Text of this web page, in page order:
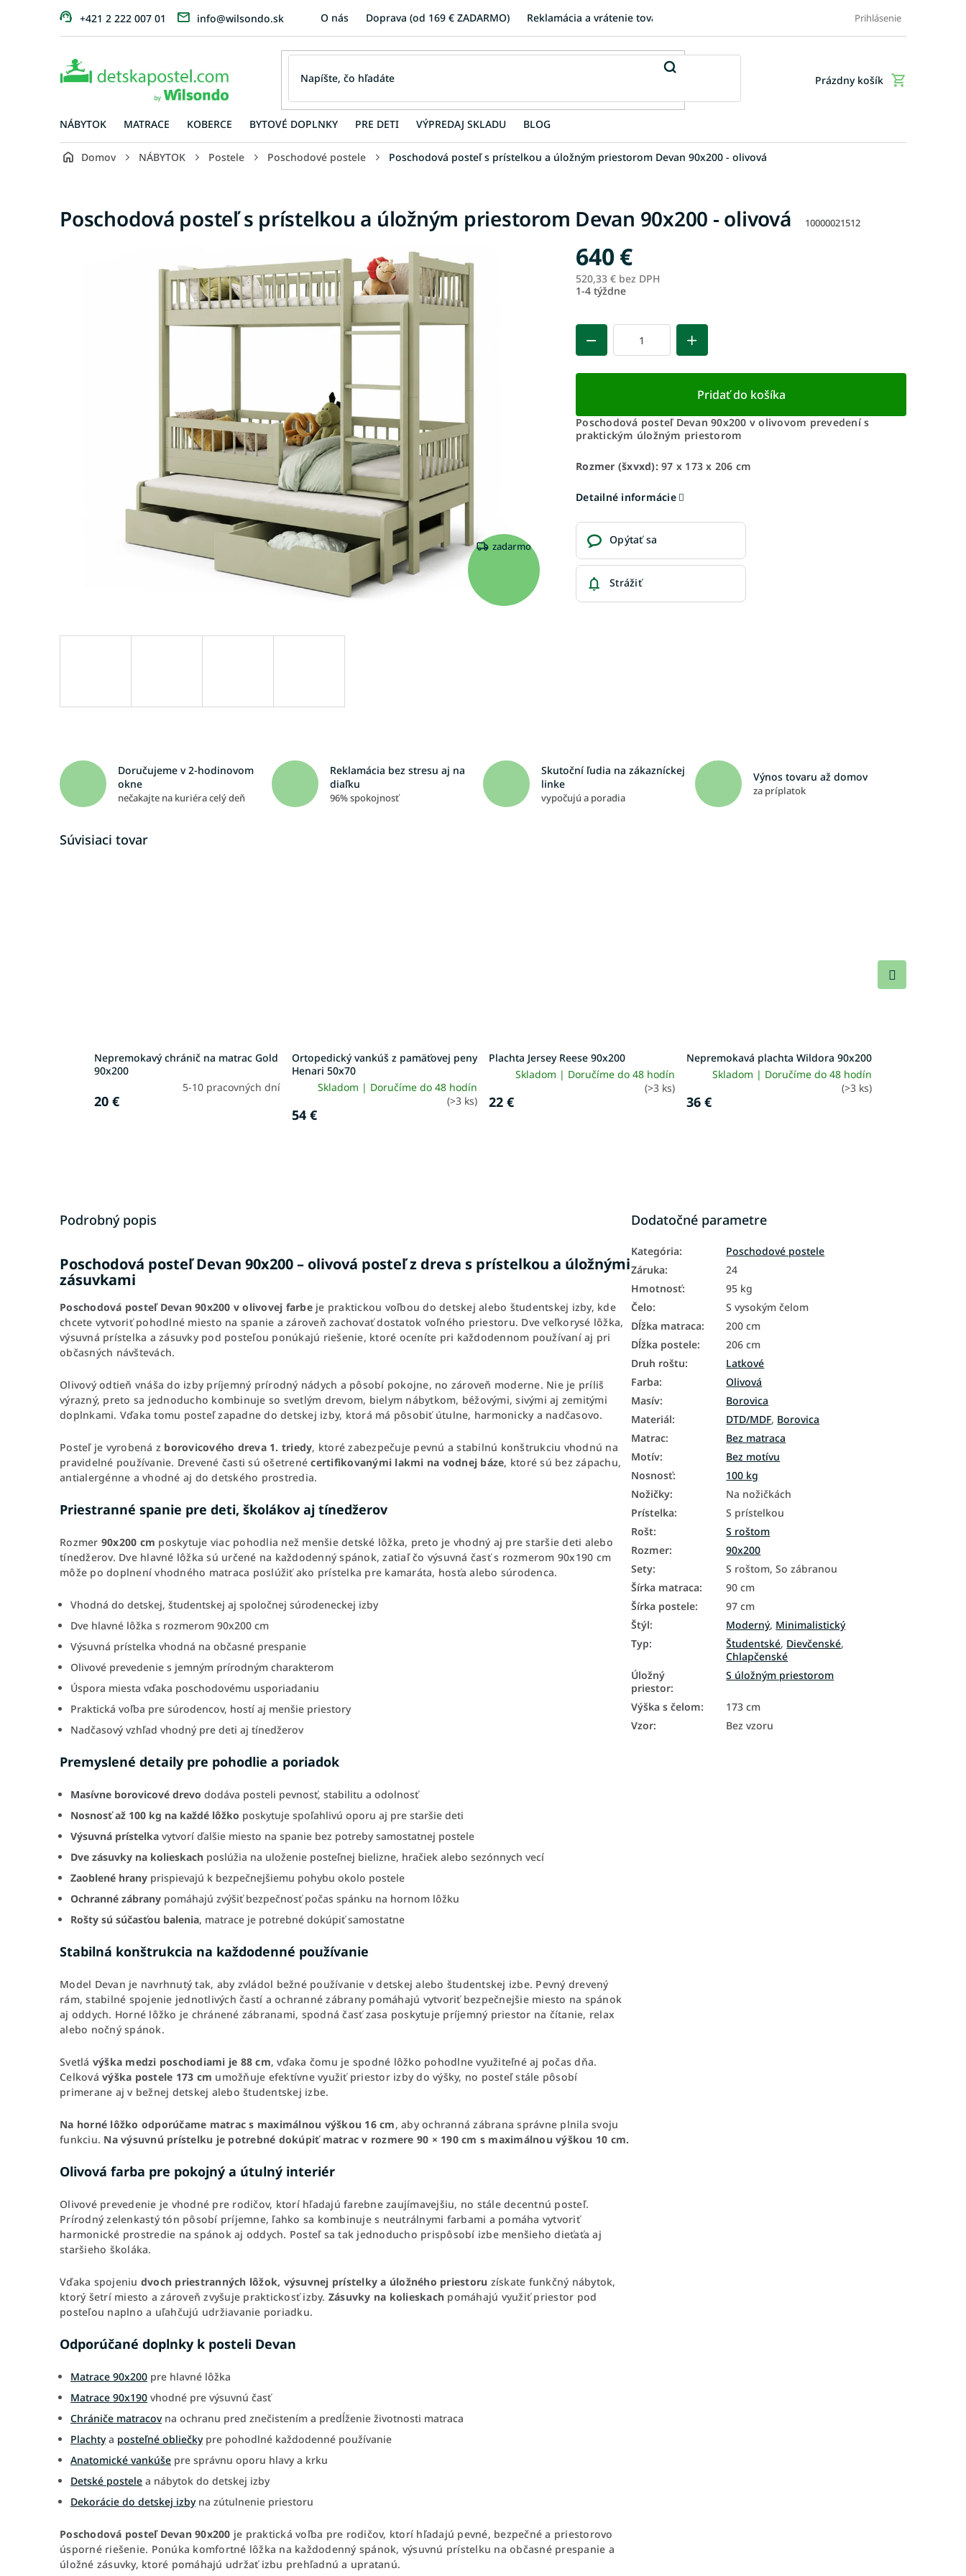
+421 2 222 007 01 info@wilsondo.sk O nás Doprava (od 169 € ZADARMO) Reklamácia a vrátenie tovaru Doplnkové služby
Prihlásenie
Nákupný
Prázdny košík
NÁBYTOK MATRACE KOBERCE BYTOVÉ DOPLNKY PRE DETI VÝPREDAJ SKLADU BLOG
Domov NÁBYTOK Postele Poschodové postele Poschodová posteľ s prístelkou a úložným priestorom Devan 90x200 - olivová
Poschodová posteľ s prístelkou a úložným priestorom Devan 90x200 - olivová 10000021512
zadarmo
640 €
520,33 € bez DPH
1-4 týždne
Pridať do košíka
Poschodová posteľ Devan 90x200 v olivovom prevedení s
praktickým úložným priestorom
Rozmer (šxvxd): 97 x 173 x 206 cm
Detailné informácie
Opýtať sa
Strážiť
Doručujeme v 2-hodinovom
okne
nečakajte na kuriéra celý deň
Reklamácia bez stresu aj na
diaľku
96% spokojnosť
Skutoční ľudia na zákazníckej
linke
vypočujú a poradia
Výnos tovaru až domov
za príplatok
Súvisiaci tovar
Nepremokavý chránič na matrac Gold
90x200
5-10 pracovných dní
20 €
Ortopedický vankúš z pamäťovej peny
Henari 50x70
Skladom | Doručíme do 48 hodín
(>3 ks)
54 €
Plachta Jersey Reese 90x200
Skladom | Doručíme do 48 hodín
(>3 ks)
22 €
Nepremokavá plachta Wildora 90x200
Skladom | Doručíme do 48 hodín
(>3 ks)
36 €
Ďalší
Podrobný popis
Poschodová posteľ Devan 90x200 – olivová posteľ z dreva s prístelkou a úložnými
zásuvkami
Poschodová posteľ Devan 90x200 v olivovej farbeje praktickou voľbou do detskej alebo študentskej izby, kde
chcete vytvoriť pohodlné miesto na spanie a zároveň zachovať dostatok voľného priestoru. Dve veľkorysé lôžka,
výsuvná prístelka a zásuvky pod posteľou ponúkajú riešenie, ktoré oceníte pri každodennom používaní aj pri
občasných návštevách.
Olivový odtieň vnáša do izby príjemný prírodný nádych a pôsobí pokojne, no zároveň moderne. Nie je príliš
výrazný, preto sa jednoducho kombinuje so svetlým drevom, bielym nábytkom, béžovými, sivými aj zemitými
doplnkami. Vďaka tomu posteľ zapadne do detskej izby, ktorá má pôsobiť útulne, harmonicky a nadčasovo.
Posteľ je vyrobená z borovicového dreva 1. triedy, ktoré zabezpečuje pevnú a stabilnú konštrukciu vhodnú na
pravidelné používanie. Drevené časti sú ošetrenécertifikovanými lakmi na vodnej báze, ktoré sú bez zápachu,
antialergénne a vhodné aj do detského prostredia.
Priestranné spanie pre deti, školákov aj tínedžerov
Rozmer 90x200 cm poskytuje viac pohodlia než menšie detské lôžka, preto je vhodný aj pre staršie deti alebo
tínedžerov. Dve hlavné lôžka sú určené na každodenný spánok, zatiaľ čo výsuvná časť s rozmerom 90x190 cm
môže po doplnení vhodného matraca poslúžiť ako prístelka pre kamaráta, hosťa alebo súrodenca.
Vhodná do detskej, študentskej aj spoločnej súrodeneckej izby
Dve hlavné lôžka s rozmerom 90x200 cm
Výsuvná prístelka vhodná na občasné prespanie
Olivové prevedenie s jemným prírodným charakterom
Úspora miesta vďaka poschodovému usporiadaniu
Praktická voľba pre súrodencov, hostí aj menšie priestory
Nadčasový vzhľad vhodný pre deti aj tínedžerov
Premyslené detaily pre pohodlie a poriadok
Masívne borovicové drevo dodáva posteli pevnosť, stabilitu a odolnosť
Nosnosť až 100 kg na každé lôžko poskytuje spoľahlivú oporu aj pre staršie deti
Výsuvná prístelka vytvorí ďalšie miesto na spanie bez potreby samostatnej postele
Dve zásuvky na kolieskach poslúžia na uloženie posteľnej bielizne, hračiek alebo sezónnych vecí
Zaoblené hrany prispievajú k bezpečnejšiemu pohybu okolo postele
Ochranné zábrany pomáhajú zvýšiť bezpečnosť počas spánku na hornom lôžku
Rošty sú súčasťou balenia, matrace je potrebné dokúpiť samostatne
Stabilná konštrukcia na každodenné používanie
Model Devan je navrhnutý tak, aby zvládol bežné používanie v detskej alebo študentskej izbe. Pevný drevený
rám, stabilné spojenie jednotlivých častí a ochranné zábrany pomáhajú vytvoriť bezpečnejšie miesto na spánok
aj oddych. Horné lôžko je chránené zábranami, spodná časť zasa poskytuje príjemný priestor na čítanie, relax
alebo nočný spánok.
Svetlá výška medzi poschodiami je 88 cm, vďaka čomu je spodné lôžko pohodlne využiteľné aj počas dňa.
Celková výška postele 173 cm umožňuje efektívne využiť priestor izby do výšky, no posteľ stále pôsobí
primerane aj v bežnej detskej alebo študentskej izbe.
Na horné lôžko odporúčame matrac s maximálnou výškou 16 cm, aby ochranná zábrana správne plnila svoju
funkciu. Na výsuvnú prístelku je potrebné dokúpiť matrac v rozmere 90 × 190 cm s maximálnou výškou 10 cm.
Olivová farba pre pokojný a útulný interiér
Olivové prevedenie je vhodné pre rodičov, ktorí hľadajú farebne zaujímavejšiu, no stále decentnú posteľ.
Prírodný zelenkastý tón pôsobí príjemne, ľahko sa kombinuje s neutrálnymi farbami a pomáha vytvoriť
harmonické prostredie na spánok aj oddych. Posteľ sa tak jednoducho prispôsobí izbe menšieho dieťaťa aj
staršieho školáka.
Vďaka spojeniu dvoch priestranných lôžok, výsuvnej prístelky a úložného priestoru získate funkčný nábytok,
ktorý šetrí miesto a zároveň zvyšuje praktickosť izby. Zásuvky na kolieskach pomáhajú využiť priestor pod
posteľou naplno a uľahčujú udržiavanie poriadku.
Odporúčané doplnky k posteli Devan
Matrace 90x200 pre hlavné lôžka
Matrace 90x190 vhodné pre výsuvnú časť
Chrániče matracovna ochranu pred znečistením a predĺženie životnosti matraca
Plachtya posteľné obliečkypre pohodlné každodenné používanie
Anatomické vankúše pre správnu oporu hlavy a krku
Detské postele a nábytok do detskej izby
Dekorácie do detskej izbyna zútulnenie priestoru
Poschodová posteľ Devan 90x200 je praktická voľba pre rodičov, ktorí hľadajú pevné, bezpečné a priestorovo
úsporné riešenie. Ponúka komfortné lôžka na každodenný spánok, výsuvnú prístelku na občasné prespanie a
úložné zásuvky, ktoré pomáhajú udržať izbu prehľadnú a upratanú.
Dodatočné parametre
Kategória:
Poschodové postele
Záruka:
24
Hmotnosť:
95 kg
Čelo:
S vysokým čelom
Dĺžka matraca:
200 cm
Dĺžka postele:
206 cm
Druh roštu:
Latkové
Farba:
Olivová
Masív:
Borovica
Materiál: DTD/MDF, Borovica
Matrac:
Bez matraca
Motív:
Bez motívu
Nosnosť:
100 kg
Nožičky:
Na nožičkách
Prístelka:
S prístelkou
Rošt:
S roštom
Rozmer:
90x200
Sety:
S roštom, So zábranou
Šírka matraca:
90 cm
Šírka postele:
97 cm
Štýl: Moderný, Minimalistický
Typ: Študentské, Dievčenské,
Chlapčenské
Úložný
priestor:
S úložným priestorom
Výška s čelom:
173 cm
Vzor: Bez vzoru